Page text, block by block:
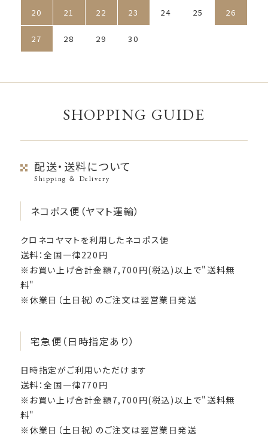
20 21 22 23 24 25 26
27 28 29 30
SHOPPING GUIDE
配送・送料について
Shipping ＆ Delivery
ネコポス便（ヤマト運輸）
クロネコヤマトを利用したネコポス便
送料：全国一律220円
※お買い上げ合計金額7,700円(税込)以上で"送料無
料"
※休業日（土日祝）のご注文は翌営業日発送
宅急便（日時指定あり）
日時指定がご利用いただけます
送料：全国一律770円
※お買い上げ合計金額7,700円(税込)以上で"送料無
料"
※休業日（土日祝）のご注文は翌営業日発送